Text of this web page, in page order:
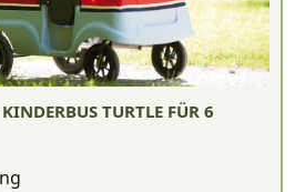
TURTLE FÜR 6